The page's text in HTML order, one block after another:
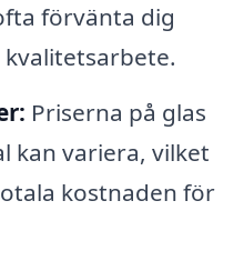
förvänta dig
Priserna på glas
kan variera, vilket
kostnaden för